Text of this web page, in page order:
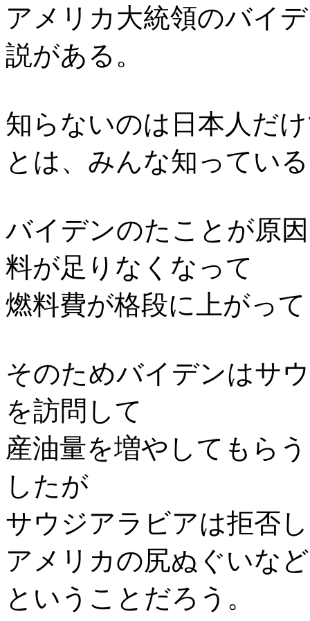
アメリカ大統領のバイ
説がある。
知らないのは日本人だ
とは、みんな知ってい
バイデンのたことが原
料が足りなくなって
燃料費が格段に上がっ
そのためバイデンはサ
を訪問して
産油量を増やしてもら
したが
サウジアラビアは拒否
アメリカの尻ぬぐいな
ということだろう。